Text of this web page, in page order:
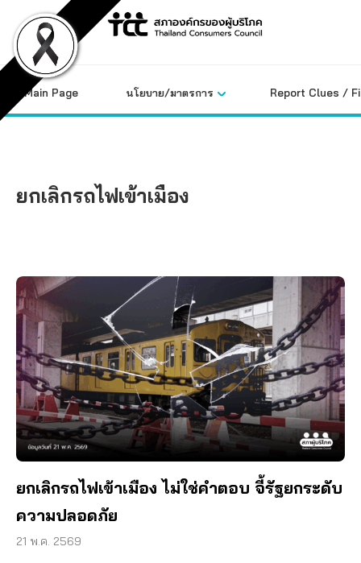
content
Main Page นโยบาย/มาตรการ Report Clues /
ยกเลิกรถไฟเข้าเมือง
ยกเลิกรถไฟเข้าเมือง ไม่ใช่คำตอบ จี้รัฐยกระดับ
ความปลอดภัย
21 พ.ค. 2569